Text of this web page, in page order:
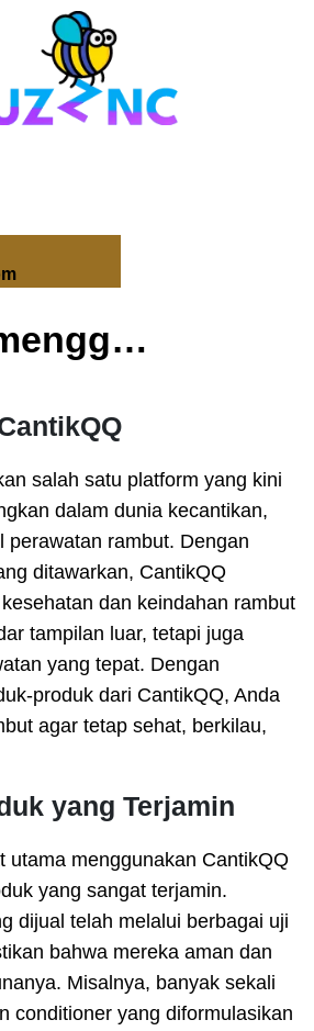
manfaat menggunakan cantikqq untuk perawatan rambut
salah satu platform yang kini
dalam dunia kecantikan,
perawatan rambut. Dengan
ditawarkan, CantikQQ
dan keindahan rambut
tampilan luar, tetapi juga
yang tepat. Dengan
produk dari CantikQQ, Anda
agar tetap sehat, berkilau,
yang Terjamin
utama menggunakan CantikQQ
yang sangat terjamin.
dijual telah melalui berbagai uji
bahwa mereka aman dan
Misalnya, banyak sekali
conditioner yang diformulasikan